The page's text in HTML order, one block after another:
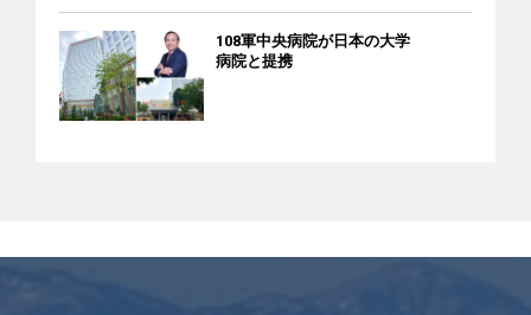
108軍中央病院が日本の大学
病院と提携